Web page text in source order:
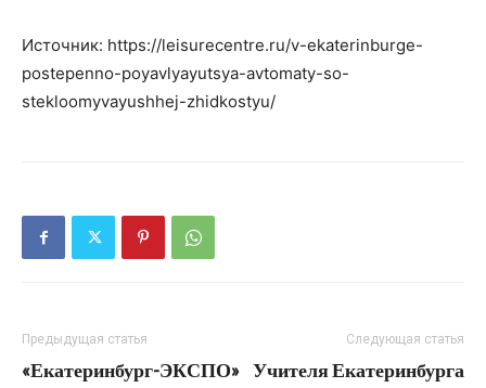
Источник: https://leisurecentre.ru/v-ekaterinburge-
postepenno-poyavlyayutsya-avtomaty-so-
stekloomyvayushhej-zhidkostyu/
Предыдущая статья
«Екатеринбург-ЭКСПО»
Следующая статья
Учителя Екатеринбурга